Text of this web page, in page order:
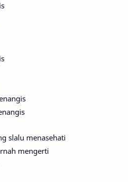
slalu menasehati
mengerti